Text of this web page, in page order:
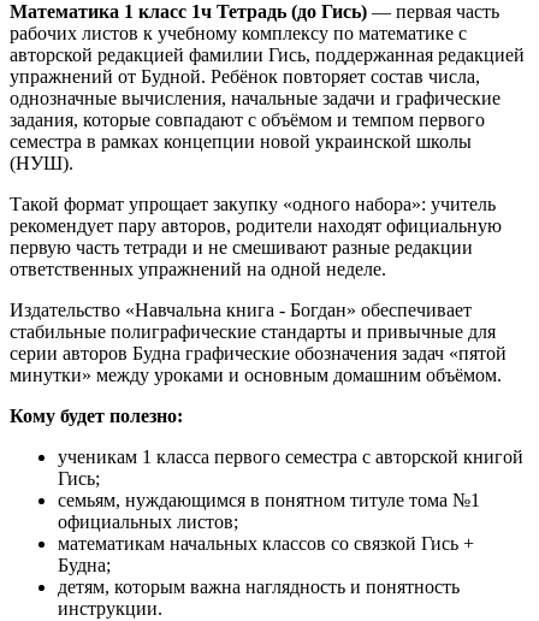
Математика 1 класс 1ч Тетрадь (до Гись) — первая часть
рабочих листов к учебному комплексу по математике с
авторской редакцией фамилии Гись, поддержанная редакцией
упражнений от Будной. Ребёнок повторяет состав числа,
однозначные вычисления, начальные задачи и графические
задания, которые совпадают с объёмом и темпом первого
семестра в рамках концепции новой украинской школы
(НУШ).
Такой формат упрощает закупку «одного набора»: учитель
рекомендует пару авторов, родители находят официальную
первую часть тетради и не смешивают разные редакции
ответственных упражнений на одной неделе.
Издательство «Навчальна книга - Богдан» обеспечивает
стабильные полиграфические стандарты и привычные для
серии авторов Будна графические обозначения задач «пятой
минутки» между уроками и основным домашним объёмом.
Кому будет полезно:
ученикам 1 класса первого семестра с авторской книгой
Гись;
семьям, нуждающимся в понятном титуле тома №1
официальных листов;
математикам начальных классов со связкой Гись +
Будна;
детям, которым важна наглядность и понятность
инструкции.